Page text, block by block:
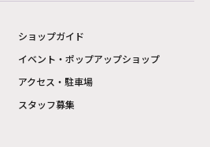
ショップガイド
イベント・ポップアップショップ
アクセス・駐車場
スタッフ募集